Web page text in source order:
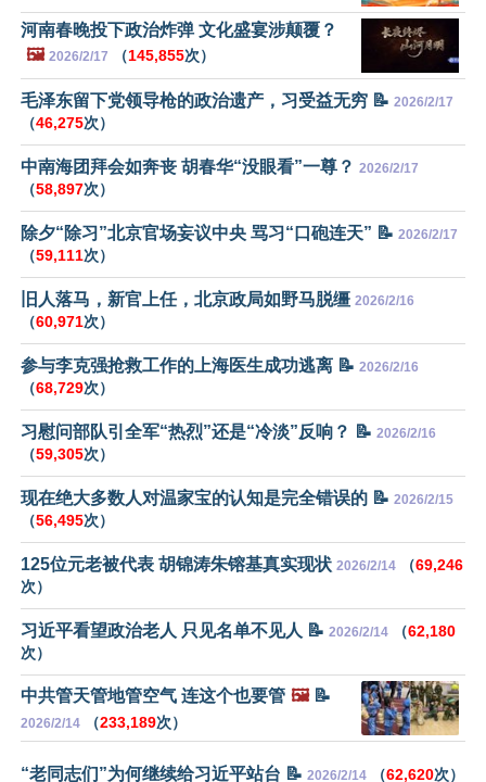
河南春晚投下政治炸弹 文化盛宴涉颠覆？
🖼️ 2026/2/17 （145,855次）
毛泽东留下党领导枪的政治遗产，习受益无穷 📝 2026/2/17
（46,275次）
中南海团拜会如奔丧 胡春华“没眼看”一尊？ 2026/2/17
（58,897次）
除夕“除习”北京官场妄议中央 骂习“口砲连天” 📝 2026/2/17
（59,111次）
旧人落马，新官上任，北京政局如野马脱缰 2026/2/16
（60,971次）
参与李克强抢救工作的上海医生成功逃离 📝 2026/2/16
（68,729次）
习慰问部队引全军“热烈”还是“冷淡”反响？ 📝 2026/2/16
（59,305次）
现在绝大多数人对温家宝的认知是完全错误的 📝 2026/2/15
（56,495次）
125位元老被代表 胡锦涛朱镕基真实现状 2026/2/14 （69,246
次）
习近平看望政治老人 只见名单不见人 📝 2026/2/14 （62,180
次）
中共管天管地管空气 连这个也要管 🖼️📝
2026/2/14 （233,189次）
“老同志们”为何继续给习近平站台 📝 2026/2/14 （62,620次）